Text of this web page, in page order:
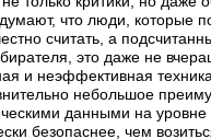
что люди, которые
считать, а
это даже не
и неэффективная
небольшое
данными на
безопаснее, чем